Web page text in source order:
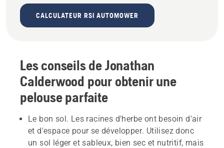
CALCULATEUR RSI AUTOMOWER
Les conseils de Jonathan
Calderwood pour obtenir une
pelouse parfaite
Le bon sol. Les racines d'herbe ont besoin d'air
et d'espace pour se développer. Utilisez donc
un sol léger et sableux, bien sec et nutritif, mais